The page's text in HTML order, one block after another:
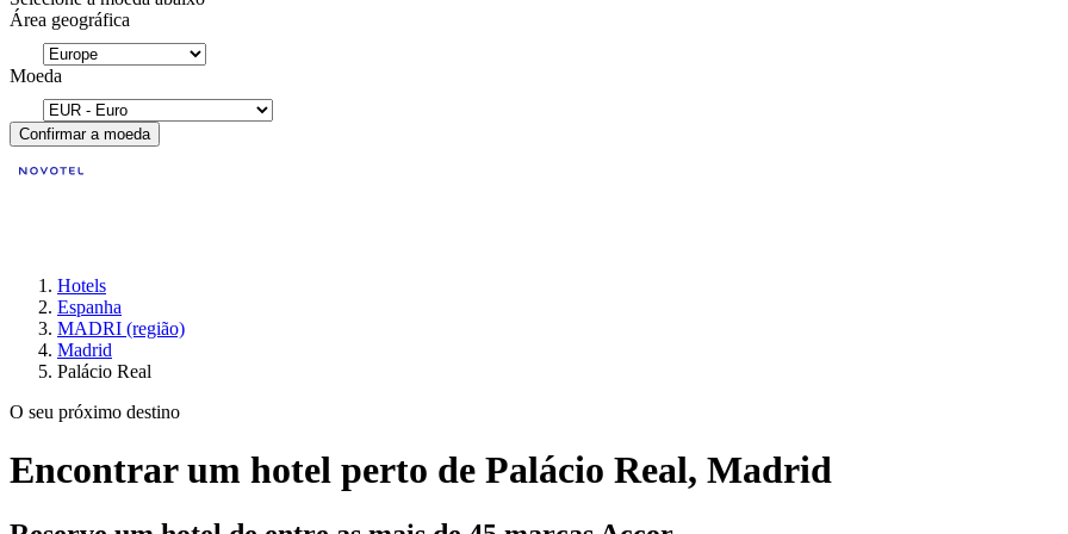
Área geográfica
Moeda
Confirmar a moeda
Hotels
Espanha
MADRI (região)
Madrid
Palácio Real
O seu próximo destino
Encontrar um hotel perto de Palácio Real, Madrid